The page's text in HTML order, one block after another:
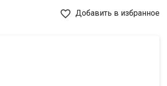
favorite_border Добавить в избранное